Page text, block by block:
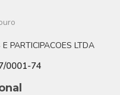
PARTICIPACOES LTDA
0001-74